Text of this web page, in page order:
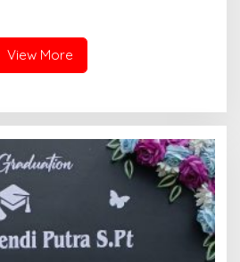
Evakuasi
View More